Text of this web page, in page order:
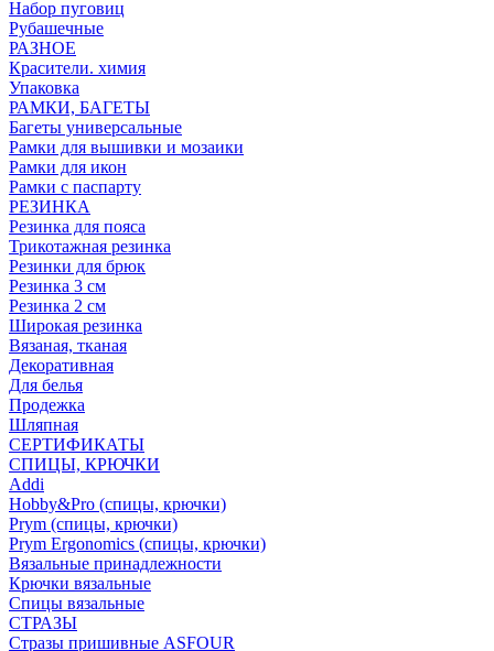
Набор пуговиц
Рубашечные
РАЗНОЕ
Красители. химия
Упаковка
РАМКИ, БАГЕТЫ
Багеты универсальные
Рамки для вышивки и мозаики
Рамки для икон
Рамки с паспарту
РЕЗИНКА
Резинка для пояса
Трикотажная резинка
Резинки для брюк
Резинка 3 см
Резинка 2 см
Широкая резинка
Вязаная, тканая
Декоративная
Для белья
Продежка
Шляпная
СЕРТИФИКАТЫ
СПИЦЫ, КРЮЧКИ
Addi
Hobby&Pro (спицы, крючки)
Prym (спицы, крючки)
Prym Ergonomics (спицы, крючки)
Вязальные принадлежности
Крючки вязальные
Спицы вязальные
СТРАЗЫ
Стразы пришивные ASFOUR